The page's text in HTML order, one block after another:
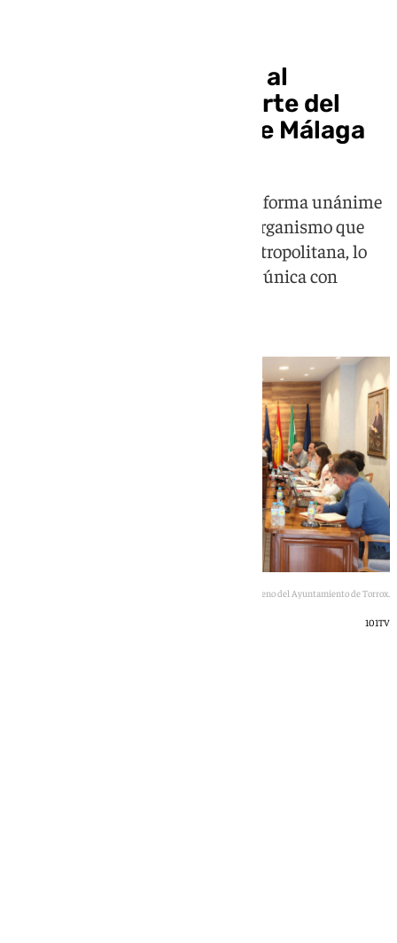
Torrox solicita unirse al
consorcio de transporte del
área metropolitana de Málaga
La corporación municipal votó de forma unánime
iniciar el proceso de adhesión al organismo que
gestiona el transporte del área metropolitana, lo
que permitiría acceder a la tarjeta única con
Imagen del pleno del Ayuntamiento de Torrox.
101TV